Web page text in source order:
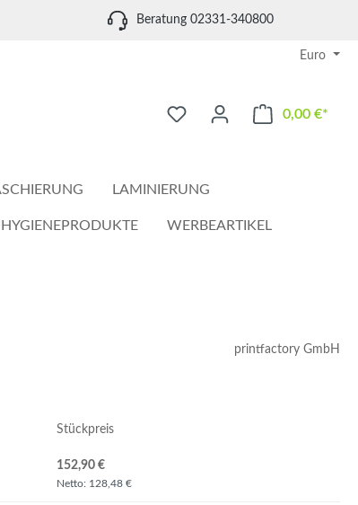
Beratung 02331-340800
Euro
0,00 €*
LAMINIERUNG
HYGIENEPRODUKTE WERBEARTIKEL
printfactory GmbH
Stückpreis
152,90 €
Netto: 128,48 €